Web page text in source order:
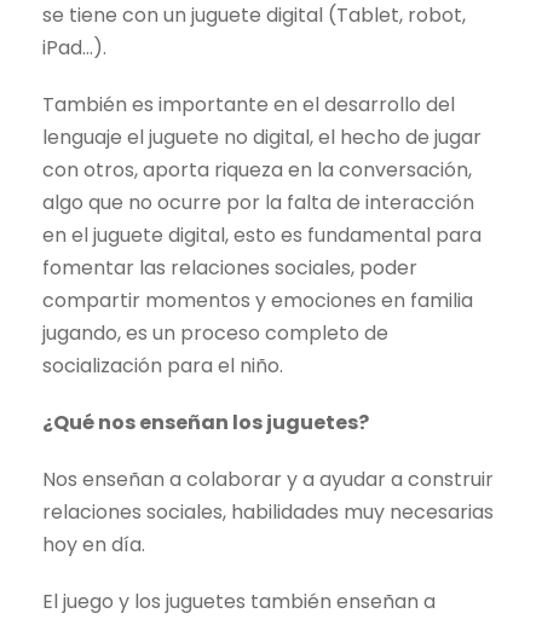
se tiene con un juguete digital (Tablet, robot,
iPad…).
También es importante en el desarrollo del
lenguaje el juguete no digital, el hecho de jugar
con otros, aporta riqueza en la conversación,
algo que no ocurre por la falta de interacción
en el juguete digital, esto es fundamental para
fomentar las relaciones sociales, poder
compartir momentos y emociones en familia
jugando, es un proceso completo de
socialización para el niño.
¿Qué nos enseñan los juguetes?
Nos enseñan a colaborar y a ayudar a construir
relaciones sociales, habilidades muy necesarias
hoy en día.
El juego y los juguetes también enseñan a